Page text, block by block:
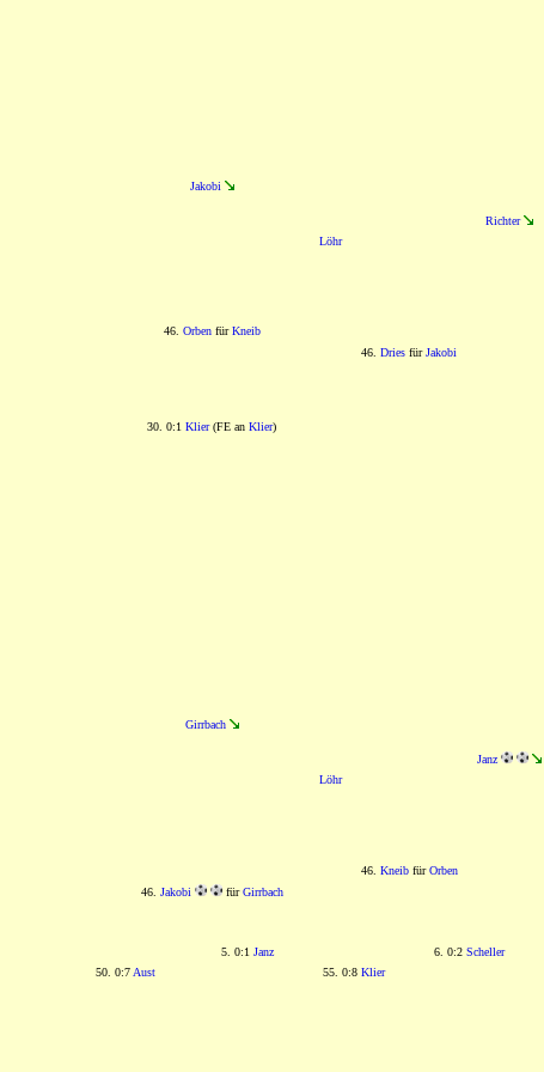
Jakobi
Richter
Löhr
46. OrbenfürKneib
46. Dries fürJakobi
30. 0:1 Klier(FE an Klier)
Girrbach
Janz
Löhr
46. KneibfürOrben
46. Jakobi fürGirrbach
5. 0:1 Janz 6. 0:2 Scheller
50. 0:7 Aust 55. 0:8 Klier